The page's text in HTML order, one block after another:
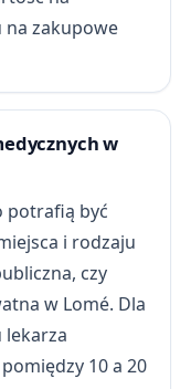
na zakupowe
w
potrafią być
i rodzaju
czy
w Lomé. Dla
lekarza
10 a 20